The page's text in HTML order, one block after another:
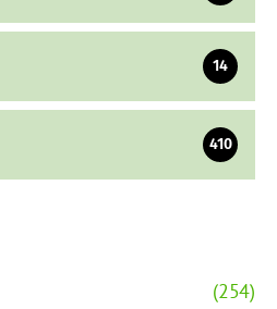
14
410
(254)